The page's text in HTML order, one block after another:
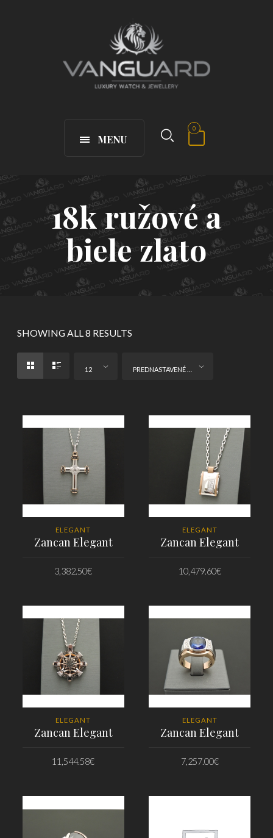
MENU
0
18k ružové a
biele zlato
SHOWING ALL 8 RESULTS
12
ELEGANT
Zancan Elegant
3,382.50€
ELEGANT
Zancan Elegant
10,479.60€
ELEGANT
Zancan Elegant
11,544.58€
ELEGANT
Zancan Elegant
7,257.00€